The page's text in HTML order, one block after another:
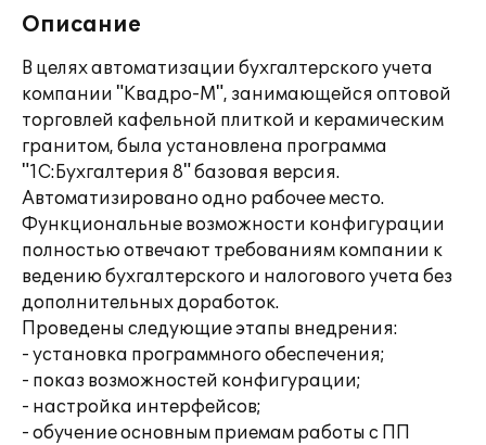
Описание
В целях автоматизации бухгалтерского учета
компании "Квадро-М", занимающейся оптовой
торговлей кафельной плиткой и керамическим
гранитом, была установлена программа
"1C:Бухгалтерия 8" базовая версия.
Автоматизировано одно рабочее место.
Функциональные возможности конфигурации
полностью отвечают требованиям компании к
ведению бухгалтерского и налогового учета без
дополнительных доработок.
Проведены следующие этапы внедрения:
- установка программного обеспечения;
- показ возможностей конфигурации;
- настройка интерфейсов;
- обучение основным приемам работы с ПП